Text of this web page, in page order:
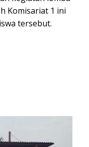
Komisariat 1 ini
tersebut.